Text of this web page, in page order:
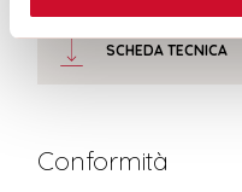
SCHEDA TECNICA
Conformità